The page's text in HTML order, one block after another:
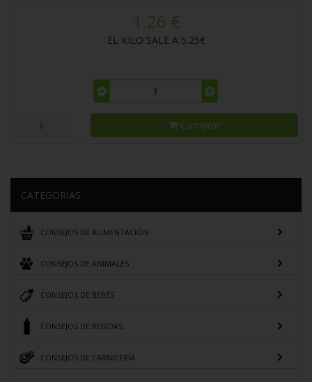
1.26 €
EL KILO SALE A 5.25€
Comprar
CATEGORIAS
CONSEJOS DE ALIMENTACIÓN
CONSEJOS DE ANIMALES
CONSEJOS DE BEBÉS
CONSEJOS DE BEBIDAS
CONSEJOS DE CARNICERÍA